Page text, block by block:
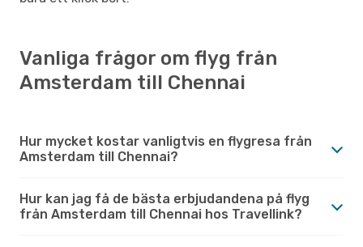
Vanliga frågor om flyg från
Amsterdam till Chennai
Hur mycket kostar vanligtvis en flygresa från
Amsterdam till Chennai?
Hur kan jag få de bästa erbjudandena på flyg
från Amsterdam till Chennai hos Travellink?